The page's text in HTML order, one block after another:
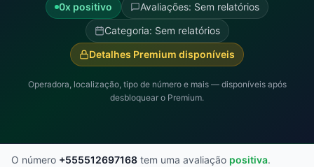
0x positivo
Avaliações: Sem relatórios
Categoria: Sem relatórios
Detalhes Premium disponíveis
Operadora, localização, tipo de número e mais — disponíveis após
desbloquear o Premium.
O número +555512697168 tem uma avaliação positiva.